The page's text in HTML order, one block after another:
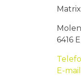
6416
E-